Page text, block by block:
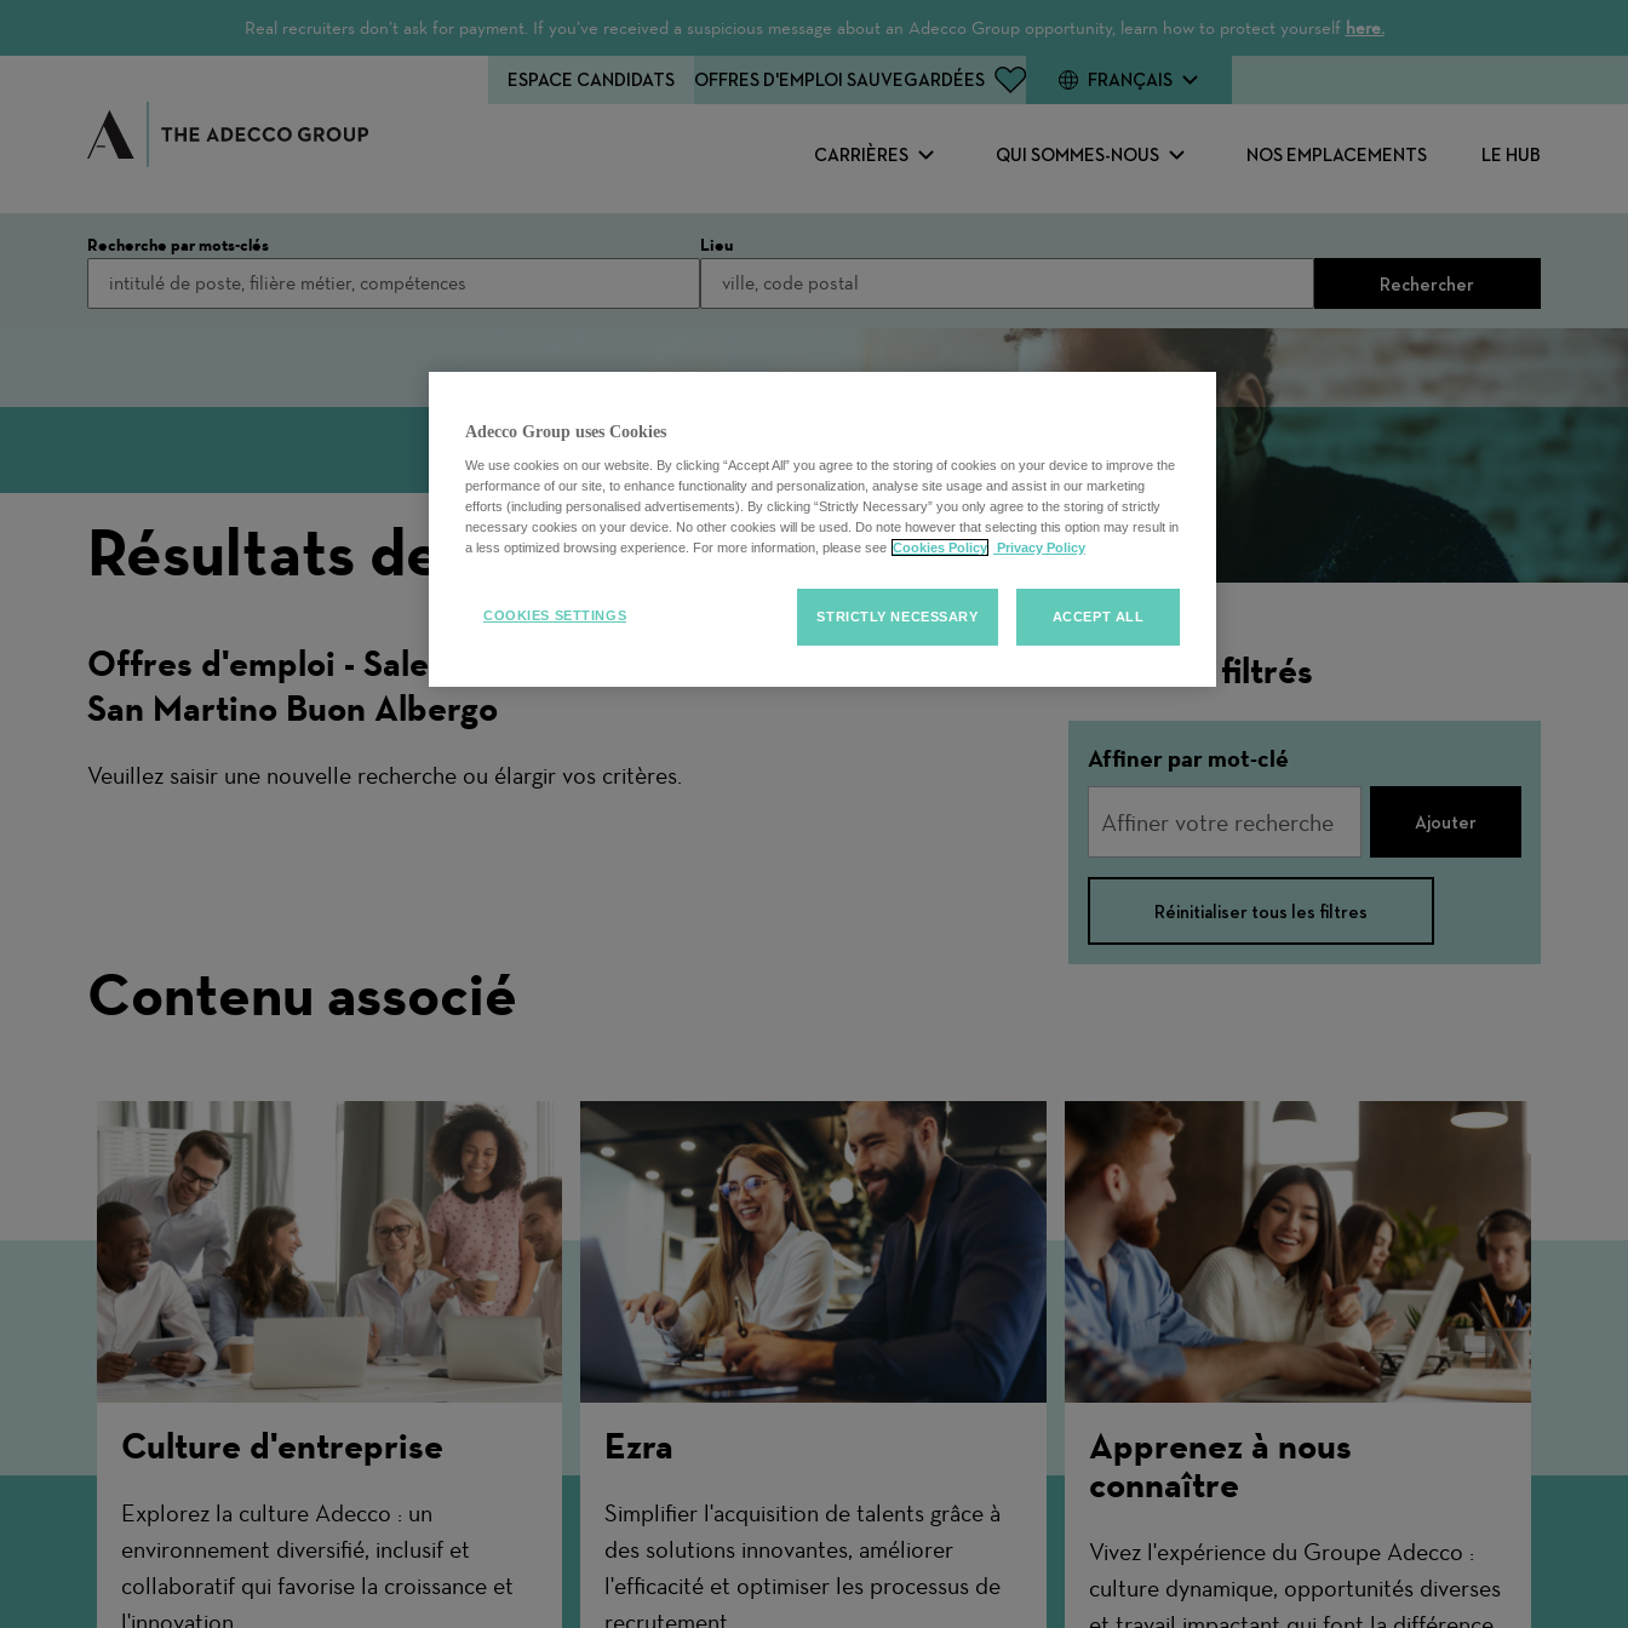
Real recruiters don’t ask for payment. If you’ve received a suspicious message about an Adecco Group opportunity, learn how to protect yourself here.
CARRIÈRES QUI SOMMES-NOUS NOS EMPLACEMENTS LE HUB
ESPACE CANDIDATS OFFRES D'EMPLOI SAUVEGARDÉES FRANÇAIS
Recherche par mots-clés Lieu
Rechercher
Résultats de recherche
Offres d'emploi - Sales -
San Martino Buon Albergo
Veuillez saisir une nouvelle recherche ou élargir vos critères.
Résultats filtrés
Affiner par mot-clé
Ajouter
Réinitialiser tous les filtres
Contenu associé
Culture d'entreprise
Explorez la culture Adecco : un
environnement diversifié, inclusif et
collaboratif qui favorise la croissance et
Ezra
Simplifier l'acquisition de talents grâce à
des solutions innovantes, améliorer
l'efficacité et optimiser les processus de
Apprenez à nous
connaître
Vivez l'expérience du Groupe Adecco :
culture dynamique, opportunités diverses
Adecco Group uses Cookies
We use cookies on our website. By clicking “Accept All” you agree to the storing of cookies on your device to improve the
performance of our site, to enhance functionality and personalization, analyse site usage and assist in our marketing
efforts (including personalised advertisements). By clicking “Strictly Necessary” you only agree to the storing of strictly
necessary cookies on your device. No other cookies will be used. Do note however that selecting this option may result in
a less optimized browsing experience. For more information, please see Cookies Policy Privacy Policy
STRICTLY NECESSARY ACCEPT ALL
COOKIES SETTINGS